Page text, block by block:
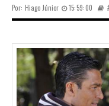
Por: Hiago Júnior 15:59:00